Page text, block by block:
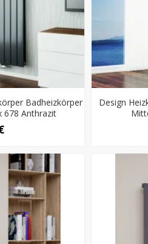
Badheizkörper
678 Anthrazit
Design